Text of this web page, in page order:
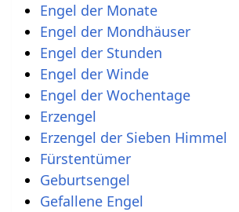
Engel der Monate
Engel der Mondhäuser
Engel der Stunden
Engel der Winde
Engel der Wochentage
Erzengel
Erzengel der Sieben Himmel
Fürstentümer
Geburtsengel
Gefallene Engel